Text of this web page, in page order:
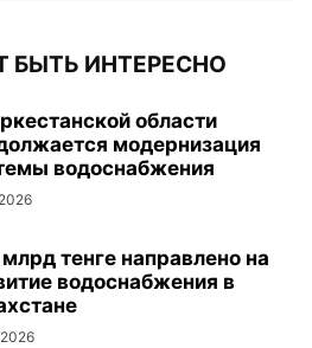
БЫТЬ ИНТЕРЕСНО
области
модернизация
водоснабжения
тенге направлено на
водоснабжения в